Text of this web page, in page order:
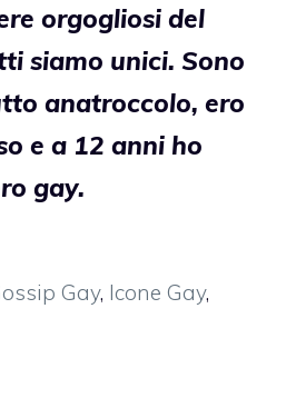
orgogliosi del
siamo unici. Sono
anatroccolo, ero
e a 12 anni ho
gay.
Gay, Icone Gay,